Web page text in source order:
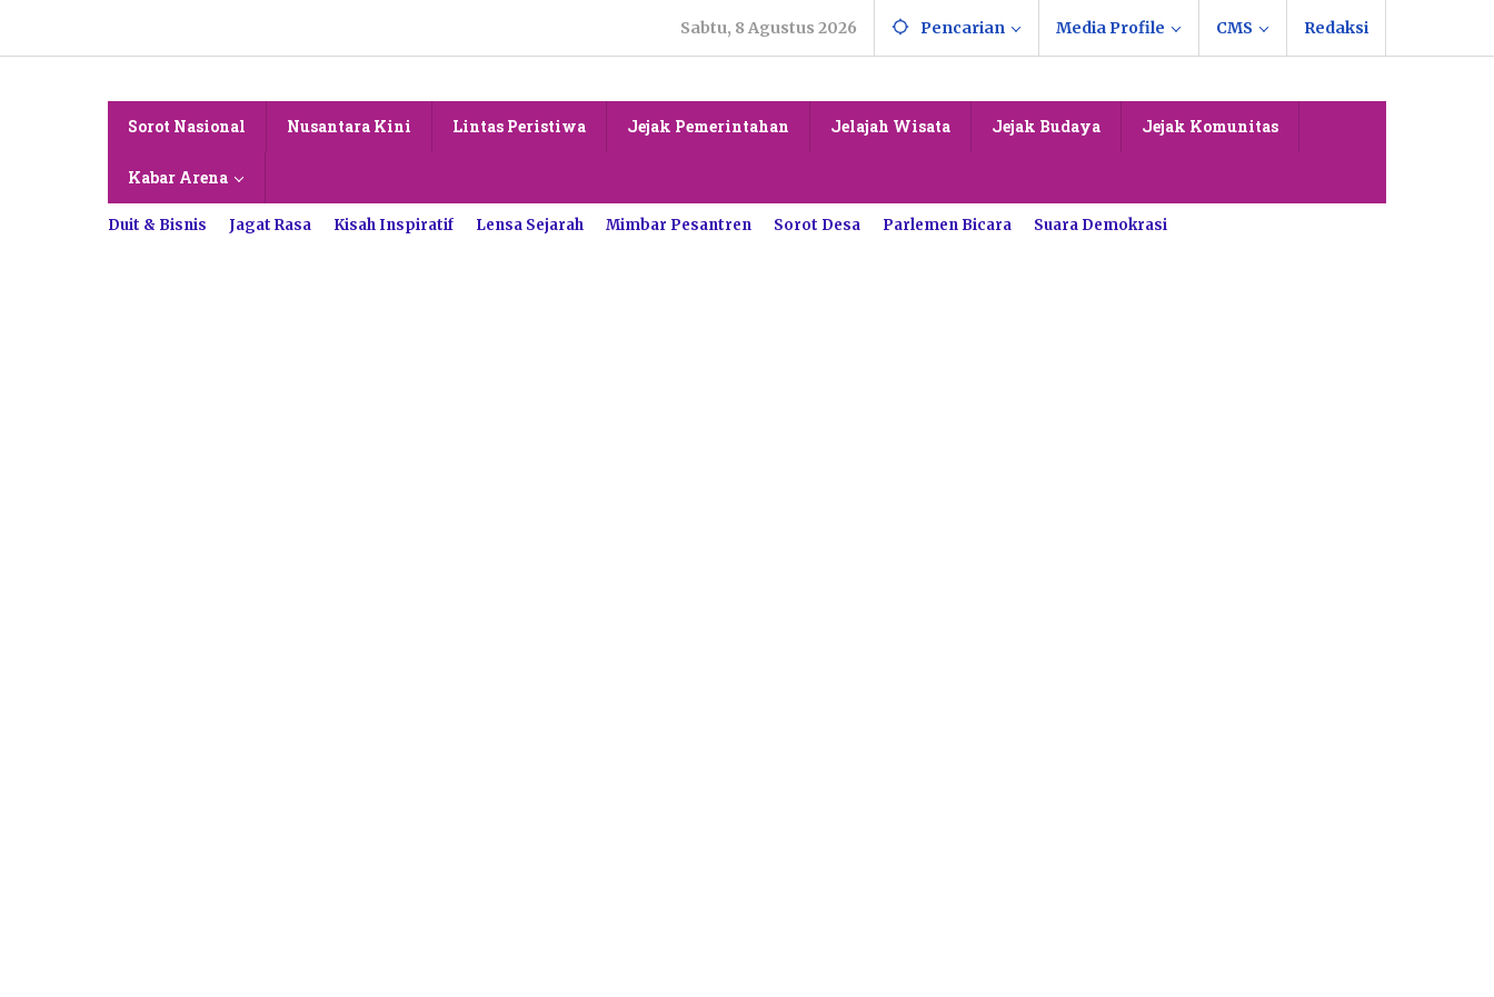
konten
Sabtu, 8 Agustus 2026 Pencarian Media Profile CMS Redaksi
Sorot Nasional Nusantara Kini Lintas Peristiwa Jejak Pemerintahan Jelajah Wisata Jejak Budaya Jejak Komunitas
Kabar Arena
Duit & Bisnis Jagat Rasa Kisah Inspiratif Lensa Sejarah Mimbar Pesantren Sorot Desa Parlemen Bicara Suara Demokrasi